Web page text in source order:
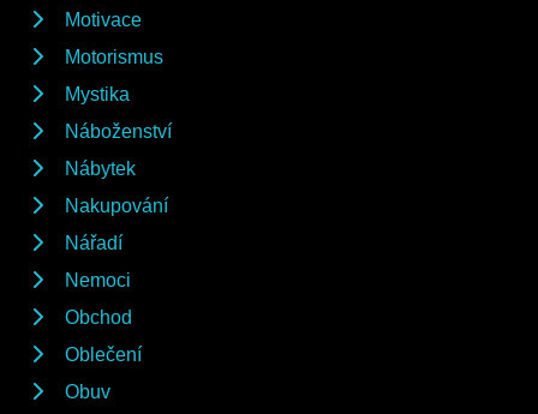
Motivace
Motorismus
Mystika
Náboženství
Nábytek
Nakupování
Nářadí
Nemoci
Obchod
Oblečení
Obuv